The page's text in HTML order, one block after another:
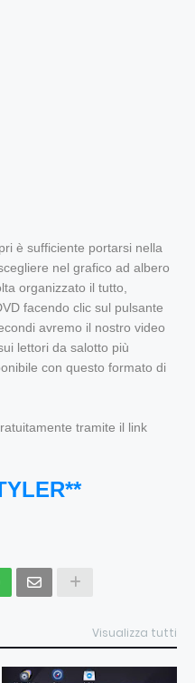
è sufficiente portarsi nella
nel grafico ad albero
organizzato il tutto,
facendo clic sul pulsante
avremo il nostro video
lettori da salotto più
con questo formato di
tramite il link
Visualizza tutti